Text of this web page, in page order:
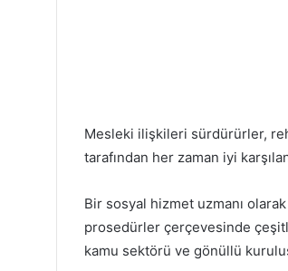
Mesleki ilişkileri sürdürürler,
tarafından her zaman iyi
Bir sosyal hizmet uzmanı
prosedürler çerçevesinde
kamu sektörü ve gönüllü